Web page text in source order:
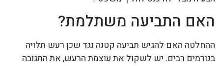
האם התביעה משתלמת?
ההחלטה האם להגיש תביעה קטנה נגד שכן רעש תלויה
בגורמים רבים. יש לשקול את עוצמת הרעש, את התגובה